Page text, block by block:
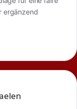
ergänzend